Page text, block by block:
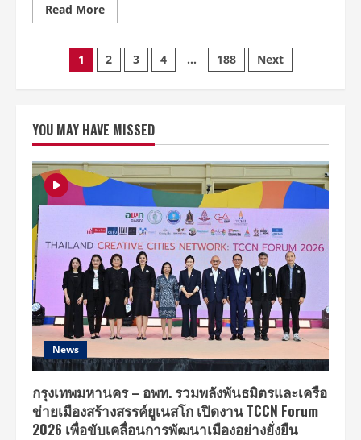
Read MoreRead
more
B
ปิดฉาก
“2026
JAY
roots
bangkok”
สุด
ใหญ่
กับ
แห่ง
เสียง
เพลง
ความ
คิดถึง
และ
ความ
ทรง
จำ
Posts
pagination
1 2 3 4 … 188 Next
YOU MAY HAVE MISSED
News
กรุงเทพมหานคร – อพท. รวมพลังพันธมิตรและเครือ
ข่ายเมืองสร้างสรรค์ยูเนสโก เปิดงาน TCCN Forum
2026 เพื่อขับเคลื่อนการพัฒนาเมืองอย่างยั่งยืน